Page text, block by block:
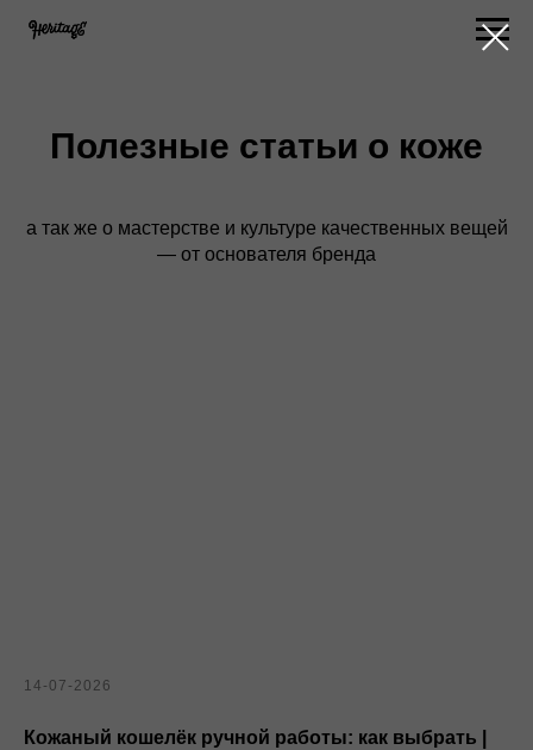
Полезные статьи о коже
а так же о мастерстве и культуре качественных вещей
— от основателя бренда
14-07-2026
Кожаный кошелёк ручной работы: как выбрать |